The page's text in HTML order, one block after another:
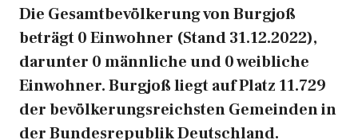
Die Gesamtbevölkerung von Burgjoß
beträgt 0 Einwohner (Stand 31.12.2022),
darunter 0 männliche und 0 weibliche
Einwohner. Burgjoß liegt auf Platz 11.729
der bevölkerungsreichsten Gemeinden in
der Bundesrepublik Deutschland.